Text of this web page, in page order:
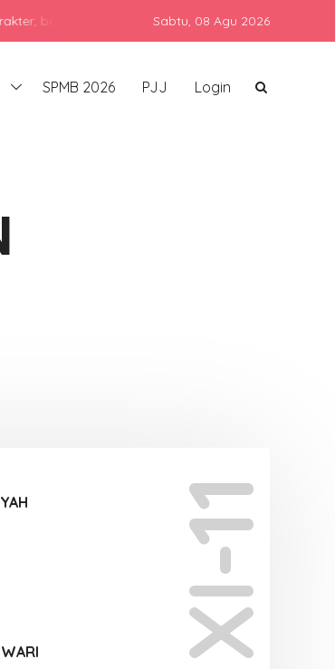
dan siap bersaing di era global dengan
Sabtu, 08 Agu 2026
SPMB 2026 PJJ Login
XI-11